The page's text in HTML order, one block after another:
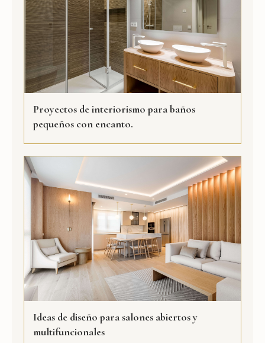
Proyectos de interiorismo para baños
pequeños con encanto.
Ideas de diseño para salones abiertos y
multifuncionales